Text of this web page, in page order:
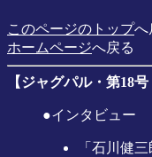
このページのトップへ
ホームページへ戻る
【ジャグパル・第18号
●インタビュー
「石川健